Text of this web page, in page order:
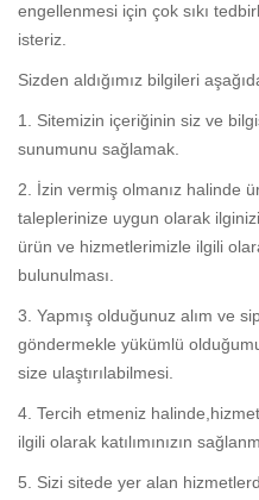
engellenmesi için çok sıkı
isteriz.
Sizden aldığımız bilgileri
1. Sitemizin içeriğinin siz ve
sunumunu sağlamak.
2. İzin vermiş olmanız halinde
taleplerinize uygun olarak
ürün ve hizmetlerimizle ilgili
bulunulması.
3. Yapmış olduğunuz alım ve
göndermekle yükümlü
size ulaştırılabilmesi.
4. Tercih etmeniz
ilgili olarak katılımınızın
5. Sizi sitede yer alan